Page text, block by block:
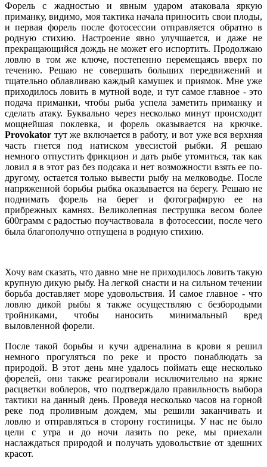
Форель с жадностью и явным ударом атаковала яркую
приманку, видимо, моя тактика начала приносить свои плоды,
и первая форель после фотосессии отправляется обратно в
родную стихию. Настроение явно улучшается, и даже не
прекращающийся дождь не может его испортить. Продолжаю
ловлю в том же ключе, постепенно перемещаясь вверх по
течению. Решаю не совершать больших передвижений и
тщательно облавливаю каждый камушек и приямок. Мне уже
приходилось ловить в мутной воде, и тут самое главное - это
подача приманки, чтобы рыба успела заметить приманку и
сделать атаку. Буквально через несколько минут происходит
мощнейшая поклевка, и форель оказывается на крючке.
Provokator тут же включается в работу, и вот уже вся верхняя
часть гнется под натиском увесистой рыбки. Я решаю
немного отпустить фрикцион и дать рыбе утомиться, так как
ловил я в этот раз без подсака и нет возможности взять ее по-
другому, остается только вывести рыбу на мелководье. После
напряженной борьбы рыбка оказывается на берегу. Решаю не
поднимать форель на берег и фотографирую ее на
прибрежных камнях. Великолепная пеструшка весом более
600грамм с радостью поучаствовала в фотосессии, после чего
была благополучно отпущена в родную стихию.
Хочу вам сказать, что давно мне не приходилось ловить такую
крупную дикую рыбу. На легкой снасти и на сильном течении
борьба доставляет море удовольствия. И самое главное - что
ловлю дикой рыбы я также осуществляю с безбородыми
тройниками, чтобы наносить минимальный вред
выловленной форели.
После такой борьбы и кучи адреналина в крови я решил
немного прогуляться по реке и просто понаблюдать за
природой. В этот день мне удалось поймать еще несколько
форелей, они также реагировали исключительно на яркие
расцветки воблеров, что подтверждало правильность выбора
тактики на данный день. Проведя несколько часов на горной
реке под проливным дождем, мы решили заканчивать и
ловлю и отправляться в сторону гостиницы. У нас не было
цели с утра и до ночи лазить по реке, мы приехали
наслаждаться природой и получать удовольствие от здешних
красот.